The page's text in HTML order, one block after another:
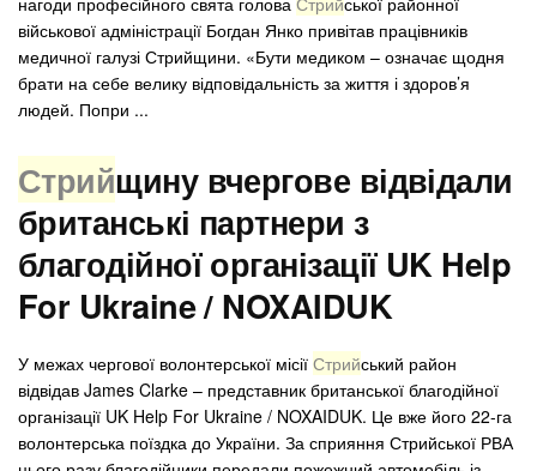
військової адміністрації Богдан Янко привітав працівників
медичної галузі Стрийщини. «Бути медиком – означає щодня
брати на себе велику відповідальність за життя і здоров’я
людей. Попри ...
Стрийщину вчергове відвідали
британські партнери з
благодійної організації UK Help
For Ukraine / NOXAIDUK
У межах чергової волонтерської місії Стрийський район
відвідав James Clarke – представник британської благодійної
організації UK Help For Ukraine / NOXAIDUK. Це вже його 22-га
волонтерська поїздка до України. За сприяння Стрийської РВА